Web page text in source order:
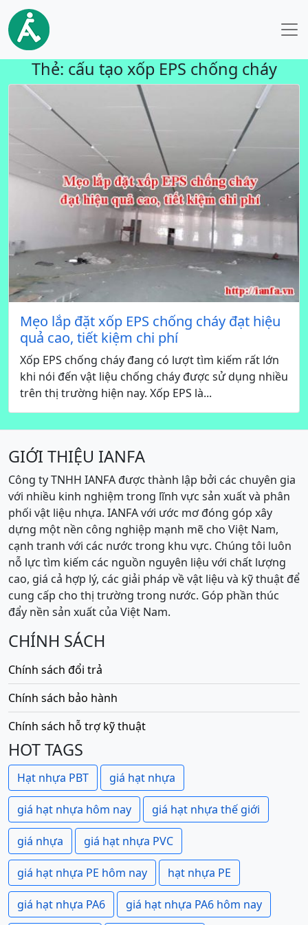
Thẻ: cấu tạo xốp EPS chống cháy
Mẹo lắp đặt xốp EPS chống cháy đạt hiệu
quả cao, tiết kiệm chi phí
Xốp EPS chống cháy đang có lượt tìm kiếm rất lớn
khi nói đến vật liệu chống cháy được sử dụng nhiều
trên thị trường hiện nay. Xốp EPS là...
GIỚI THIỆU IANFA
Công ty TNHH IANFA được thành lập bởi các chuyên gia
với nhiều kinh nghiệm trong lĩnh vực sản xuất và phân
phối vật liệu nhựa. IANFA với ước mơ đóng góp xây
dựng một nền công nghiệp mạnh mẽ cho Việt Nam,
cạnh tranh với các nước trong khu vực. Chúng tôi luôn
nỗ lực tìm kiếm các nguồn nguyên liệu với chất lượng
cao, giá cả hợp lý, các giải pháp về vật liệu và kỹ thuật để
cung cấp cho thị trường trong nước. Góp phần thúc
đẩy nền sản xuất của Việt Nam.
CHÍNH SÁCH
Chính sách đổi trả
Chính sách bảo hành
Chính sách hỗ trợ kỹ thuật
HOT TAGS
Hạt nhựa PBT giá hạt nhựa
giá hạt nhựa hôm nay giá hạt nhựa thế giới
giá nhựa giá hạt nhựa PVC
giá hạt nhựa PE hôm nay hạt nhựa PE
giá hạt nhựa PA6 giá hạt nhựa PA6 hôm nay